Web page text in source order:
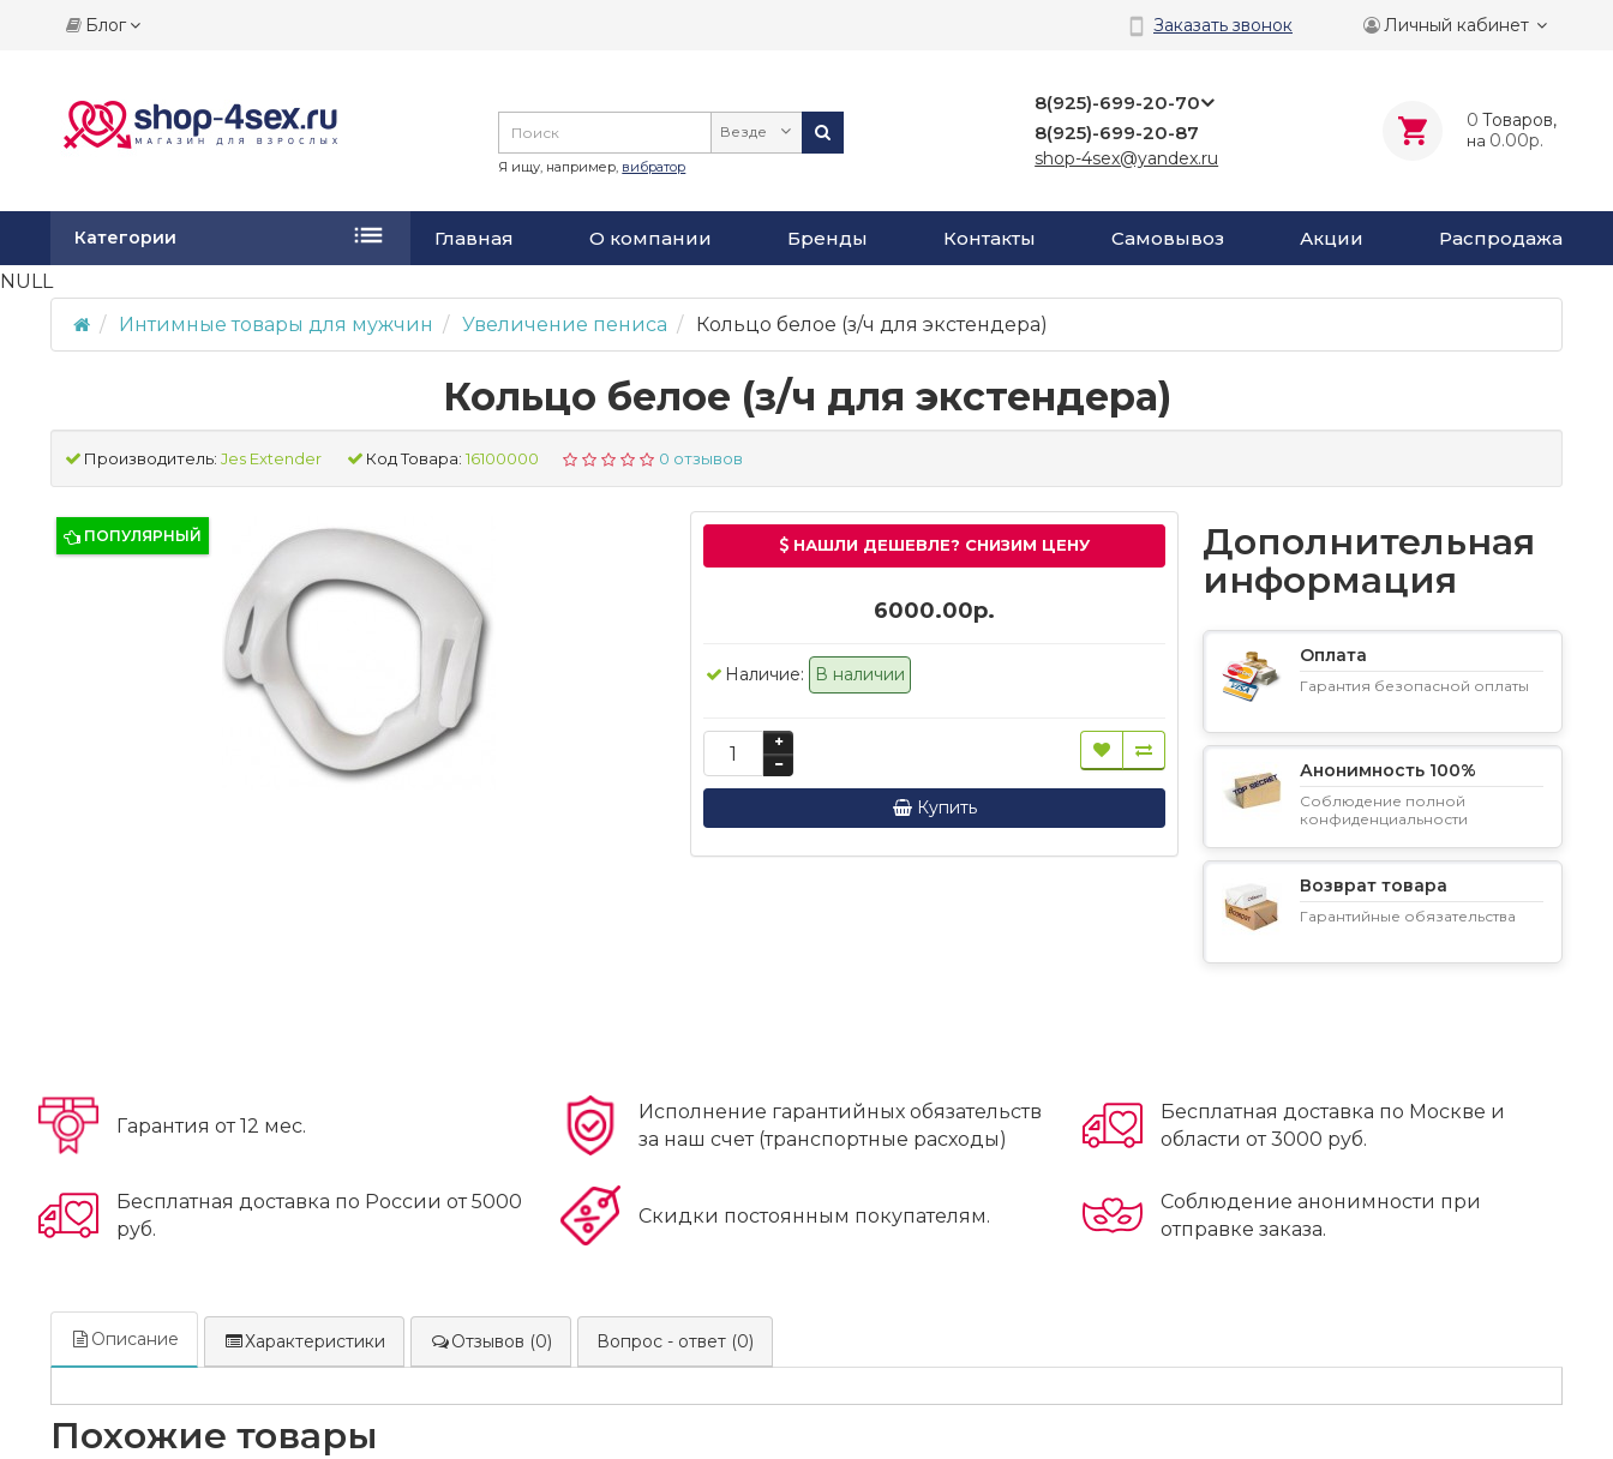
Блог Заказать звонок Личный кабинет
8(925)-699-20-70
8(925)-699-20-87
shop-4sex@yandex.ru
0 Tоваров,
на 0.00р.
Везде
Я ищу, например, вибратор
Главная О компании Бренды Контакты Самовывоз Акции Распродажа
Категории
NULL
Интимные товары для мужчин
Увеличение пениса Кольцо белое (з/ч для экстендера)
Кольцо белое (з/ч для экстендера)
Производитель: Jes Extender Код Товара: 16100000 0 отзывов
ПОПУЛЯРНЫЙ НАШЛИ ДЕШЕВЛЕ? СНИЗИМ ЦЕНУ
6000.00р.
Наличие: В наличии
Купить
Дополнительная
информация
Оплата
Гарантия безопасной оплаты
Анонимность 100%
Соблюдение полной
конфиденциальности
Возврат товара
Гарантийные обязательства
Гарантия от 12 мес.
Исполнение гарантийных обязательств
за наш счет (транспортные расходы)
Бесплатная доставка по Москве и
области от 3000 руб.
Бесплатная доставка по России от 5000
руб.
Скидки постоянным покупателям.
Соблюдение анонимности при
отправке заказа.
Описание Характеристики Отзывов (0) Вопрос - ответ (0)
Похожие товары